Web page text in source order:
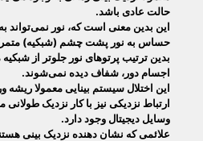
حالت عادی باشد.
این بدین معنی است که، نور نمی‌تواند
حساس به نور پشت چشم (شبکیه)
بدین ترتیب پرتو‌های نور جلوتر از
اجسام دور، شفاف دیده نمی‌شوند.
این اختلال سیستم بینایی معمولا ریشه
ارتباط نزدیکی نیز با کار نزدیک طولانی
وسایل دیجیتال وجود دارد.
علائمی که نشان دهنده نزدیک بینی